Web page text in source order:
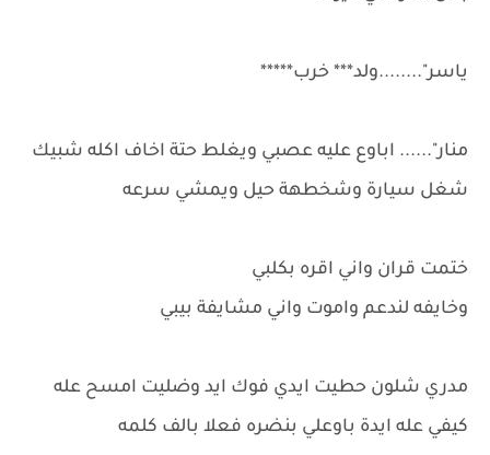
ياسر"........ولد*** خرب*****
منار"...... اباوع عليه عصبي ويغلط حتة اخاف اكله شبيك
شغل سيارة وشخطهة حيل ويمشي سرعه
ختمت قران واني اقره بكلبي
وخايفه لندعم واموت واني مشايفة بيبي
مدري شلون حطيت ايدي فوك ايد وضليت امسح عله
كيفي عله ايدة باوعلي بنضره فعلا بالف كلمه